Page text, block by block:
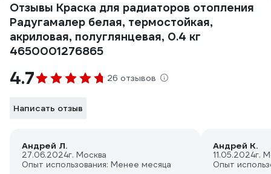
Отзывы Краска для радиаторов отопления
Радугамалер белая, термостойкая,
акриловая, полуглянцевая, 0.4 кг
4650001276865
4.7 26 отзывов
Написать отзыв
Андрей Л.
27.06.2024г. Москва
Опыт использования: Менее месяца
Андрей К.
11.05.2024г.
Опыт